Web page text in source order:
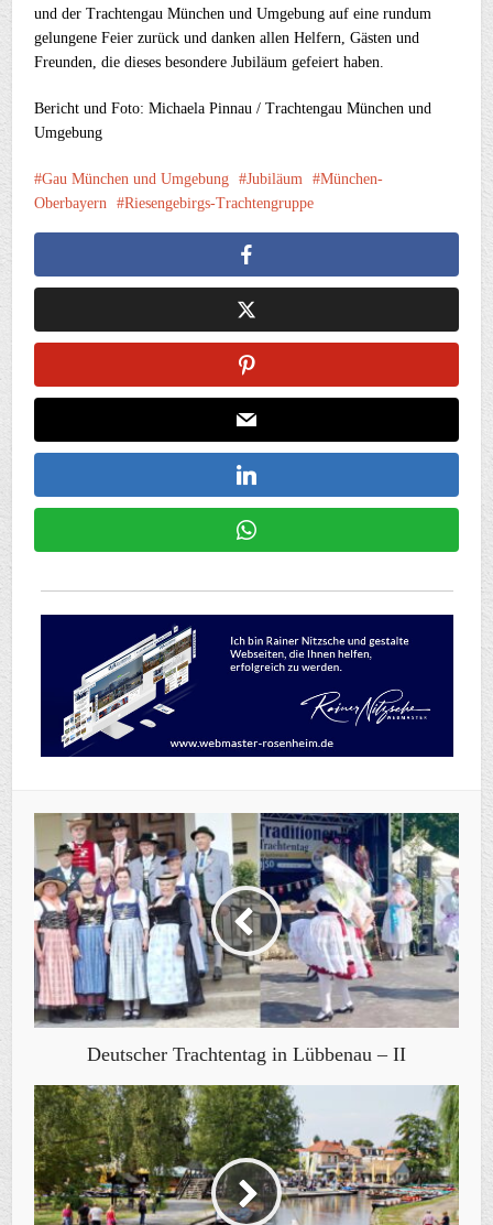
und der Trachtengau München und Umgebung auf eine rundum
gelungene Feier zurück und danken allen Helfern, Gästen und
Freunden, die dieses besondere Jubiläum gefeiert haben.
Bericht und Foto: Michaela Pinnau / Trachtengau München und
Umgebung
Gau München und Umgebung Jubiläum
München-
Oberbayern
Riesengebirgs-Trachtengruppe
Deutscher Trachtentag in Lübbenau – II